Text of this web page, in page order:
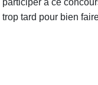
participer à ce
trop tard pour bien